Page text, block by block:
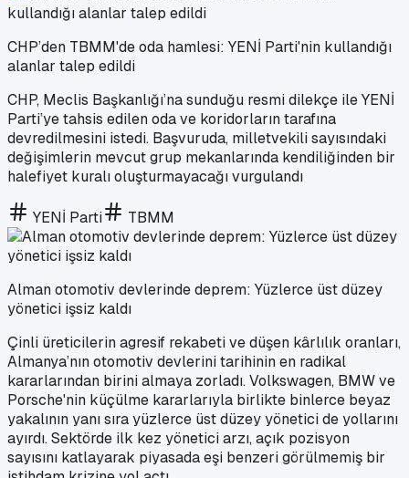
CHP’den TBMM'de oda hamlesi: YENİ Parti'nin kullandığı
alanlar talep edildi
CHP, Meclis Başkanlığı’na sunduğu resmi dilekçe ile YENİ
Parti’ye tahsis edilen oda ve koridorların tarafına
devredilmesini istedi. Başvuruda, milletvekili sayısındaki
değişimlerin mevcut grup mekanlarında kendiliğinden bir
halefiyet kuralı oluşturmayacağı vurgulandı
YENİ Parti TBMM
Alman otomotiv devlerinde deprem: Yüzlerce üst düzey
yönetici işsiz kaldı
Çinli üreticilerin agresif rekabeti ve düşen kârlılık oranları,
Almanya’nın otomotiv devlerini tarihinin en radikal
kararlarından birini almaya zorladı. Volkswagen, BMW ve
Porsche'nin küçülme kararlarıyla birlikte binlerce beyaz
yakalının yanı sıra yüzlerce üst düzey yönetici de yollarını
ayırdı. Sektörde ilk kez yönetici arzı, açık pozisyon
sayısını katlayarak piyasada eşi benzeri görülmemiş bir